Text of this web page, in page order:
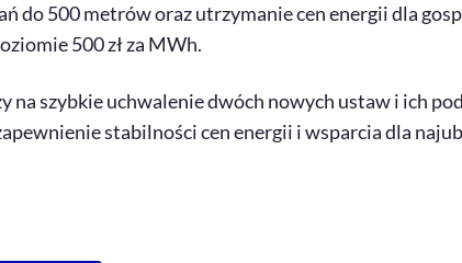
do 500 metrów oraz utrzymanie cen energii dla
500 zł za MWh.
na szybkie uchwalenie dwóch nowych ustaw i ich
stabilności cen energii i wsparcia dla